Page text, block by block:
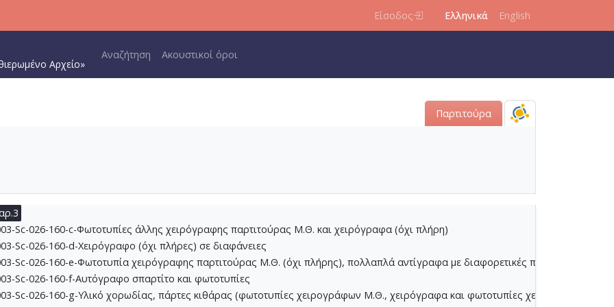
Είσοδος Ελληνικά English
Αρχείο»
Main navigation
Αναζήτηση Ακουστικοί όροι
Παρτιτούρα
152-Όμορφη πόλη [1962]
153-Troisieme Dimension [1962-06-22]
154-Ηλέκτρα (Μουσική για φιλμ) [1961-1962]
155-Ένας Όμηρος [1962]
157-[Προφητικά] [1963]
159-Η γειτονιά των αγγέλων [1963-08]
Sc-026-160-a-Σχέδια, στα οποία περιέχονται και σχέδια άλλων τραγουδιών, στίχοι, φωτοτυπίες, τίτλοι
Sc-026-160-b-Χειρόγραφο και φωτοτυπία χειρογράφου Μ.Θ. (επεξεργασία τραγουδιών)
Sc-026-160-c-Φωτοτυπίες άλλης χειρόγραφης παρτιτούρας Μ.Θ. και χειρόγραφα (όχι πλήρη)
Sc-026-160-d-Χειρόγραφο (όχι πλήρες) σε διαφάνειες
Sc-026-160-e-Φωτοτυπία χειρόγραφης παρτιτούρας Μ.Θ. (όχι πλήρης), πολλαπλά αντίγραφα με διαφορετικές προσθήκες και
Sc-026-160-f-Αυτόγραφο σπαρτίτο και φωτοτυπίες
Sc-026-160-g-Υλικό χορωδίας, πάρτες κιθάρας (φωτοτυπίες χειρογράφων Μ.Θ., χειρόγραφα και φωτοτυπίες χειρογράφων